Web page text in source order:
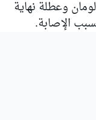
وعطلة نهاية
الإصابة.